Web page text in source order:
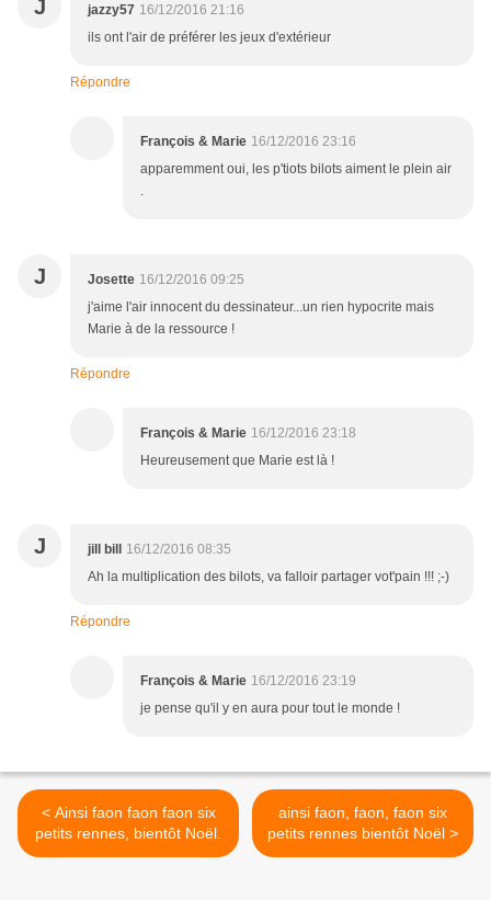
J jazzy57 16/12/2016 21:16
ils ont l'air de préférer les jeux d'extérieur
Répondre
François & Marie 16/12/2016 23:16
apparemment oui, les p'tiots bilots aiment le plein air
.
J Josette 16/12/2016 09:25
j'aime l'air innocent du dessinateur...un rien hypocrite mais
Marie à de la ressource !
Répondre
François & Marie 16/12/2016 23:18
Heureusement que Marie est là !
J jill bill
16/12/2016 08:35
Ah la multiplication des bilots, va falloir partager vot'pain !!! ;-)
Répondre
François & Marie 16/12/2016 23:19
je pense qu'il y en aura pour tout le monde !
< Ainsi faon faon faon six
petits rennes, bientôt Noël.
ainsi faon, faon, faon six
petits rennes bientôt Noël >